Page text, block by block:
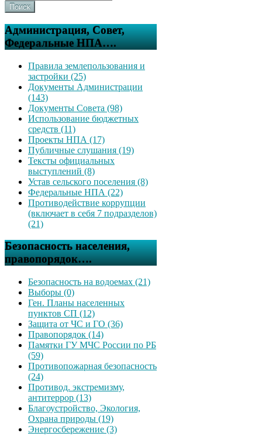
Поиск
Администрация, Совет,
Федеральные НПА….
Правила землепользования и
застройки (25)
Документы Администрации
(143)
Документы Совета (98)
Использование бюджетных
средств (11)
Проекты НПА (17)
Публичные слушания (19)
Тексты официальных
выступлений (8)
Устав сельского поселения (8)
Федеральные НПА (22)
Противодействие коррупции
(включает в себя 7 подразделов)
(21)
Безопасность населения,
правопорядок….
Безопасность на водоемах (21)
Выборы (0)
Ген. Планы населенных
пунктов СП (12)
Защита от ЧС и ГО (36)
Правопорядок (14)
Памятки ГУ МЧС России по РБ
(59)
Противопожарная безопасность
(24)
Противод. экстремизму,
антитеррор (13)
Благоустройство, Экология,
Охрана природы (19)
Энергосбережение (3)